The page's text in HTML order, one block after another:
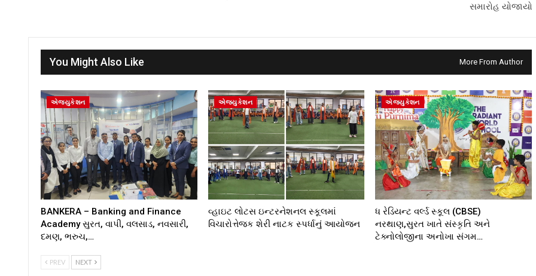
સમારોહ યોજાયો
You Might Also Like More From Author
એજ્યુકેશન
BANKERA – Banking and Finance
Academy સુરત, વાપી, વલસાડ, નવસારી,
દમણ, ભરુચ,…
એજ્યુકેશન
વ્હાઇટ લોટસ ઇન્ટરનેશનલ સ્કૂલમાં
વિચારોત્તેજક શેરી નાટક સ્પર્ધાનું આયોજન
એજ્યુકેશન
ધ રેડિયન્ટ વર્લ્ડ સ્કૂલ (CBSE)
નરથાણ,સુરત ખાતે સંસ્કૃતિ અને
ટેક્નોલોજીના અનોખા સંગમ…
PREV NEXT